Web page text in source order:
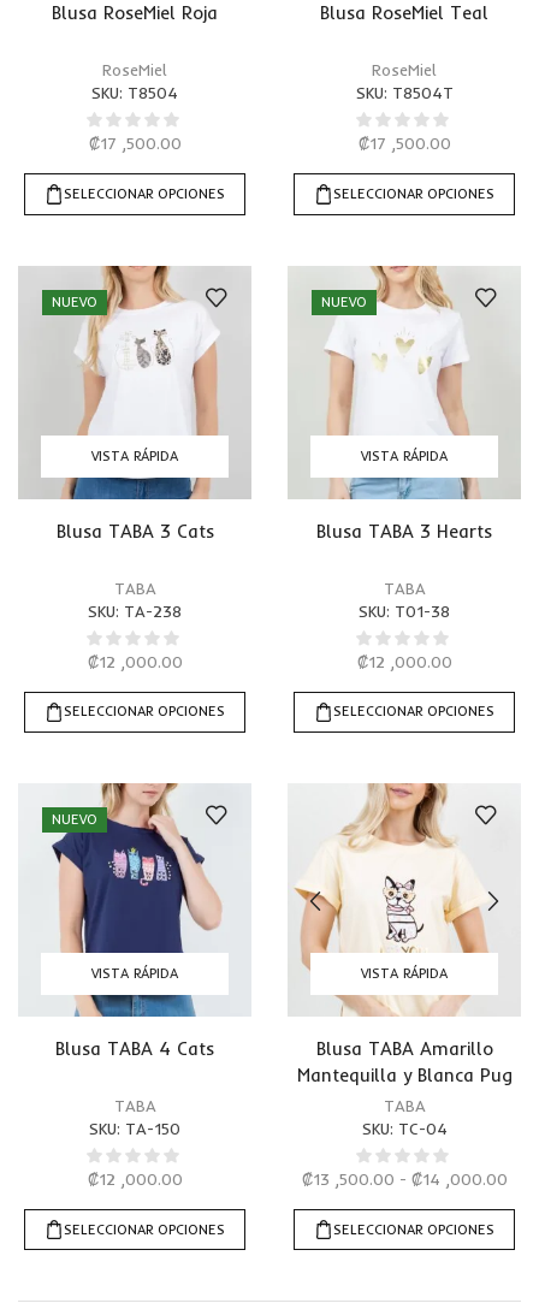
Blusa RoseMiel Roja
RoseMiel
SKU: T8504
₡17 ,500.00
SELECCIONAR OPCIONES
Blusa RoseMiel Teal
RoseMiel
SKU: T8504T
₡17 ,500.00
SELECCIONAR OPCIONES
NUEVO
VISTA RÁPIDA
Blusa TABA 3 Cats
TABA
SKU: TA-238
₡12 ,000.00
SELECCIONAR OPCIONES
NUEVO
VISTA RÁPIDA
Blusa TABA 3 Hearts
TABA
SKU: T01-38
₡12 ,000.00
SELECCIONAR OPCIONES
NUEVO
VISTA RÁPIDA
Blusa TABA 4 Cats
TABA
SKU: TA-150
₡12 ,000.00
SELECCIONAR OPCIONES
VISTA RÁPIDA
Blusa TABA Amarillo
Mantequilla y Blanca Pug
TABA
SKU: TC-04
₡13 ,500.00 - ₡14 ,000.00
SELECCIONAR OPCIONES